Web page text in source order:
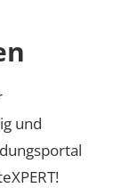
und